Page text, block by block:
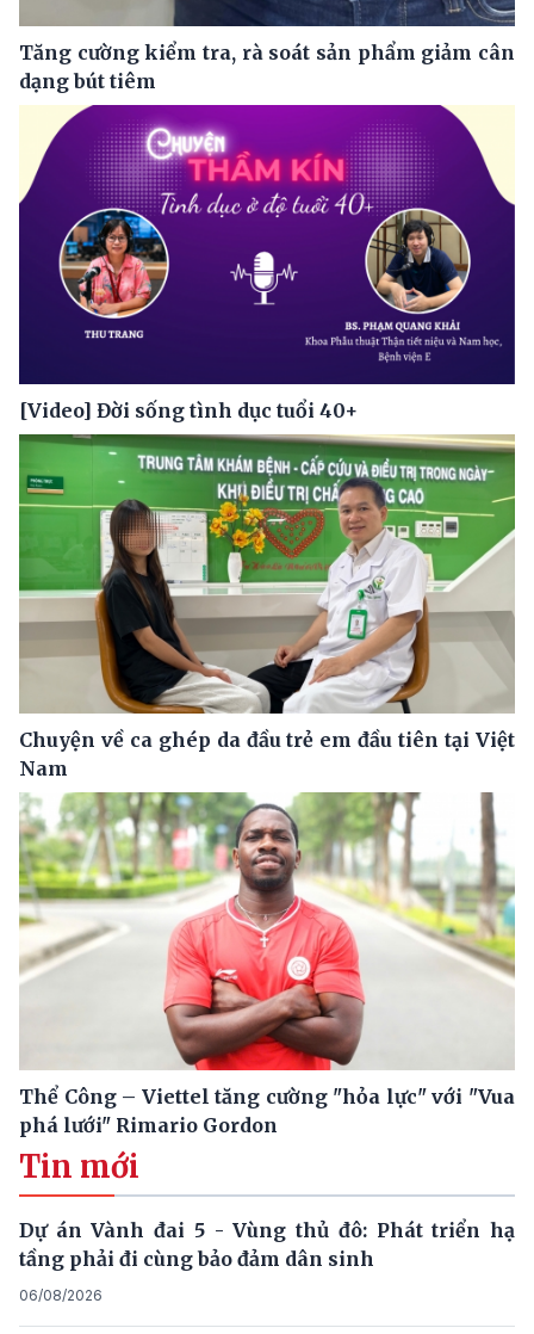
Tăng cường kiểm tra, rà soát sản phẩm giảm cân
dạng bút tiêm
[Video] Đời sống tình dục tuổi 40+
Chuyện về ca ghép da đầu trẻ em đầu tiên tại Việt
Nam
Thể Công – Viettel tăng cường "hỏa lực" với "Vua
phá lưới" Rimario Gordon
Tin mới
Dự án Vành đai 5 - Vùng thủ đô: Phát triển hạ
tầng phải đi cùng bảo đảm dân sinh
06/08/2026